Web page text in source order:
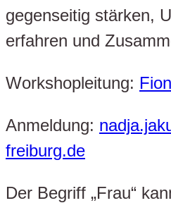
gegenseitig stärken,
erfahren und
Workshopleitung:
Anmeldung:
freiburg.de
Der Begriff „Frau“